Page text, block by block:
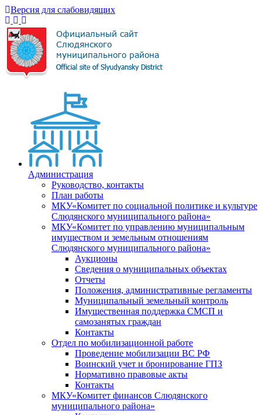
Версия для слабовидящих
Администрация
Руководство, контакты
План работы
МКУ«Комитет по социальной политике и культуре
Слюдянского муниципального района»
МКУ«Комитет по управлению муниципальным
имуществом и земельным отношениям
Слюдянского муниципального района»
Аукционы
Сведения о муниципальных объектах
Отчеты
Положения, административные регламенты
Муниципальный земельный контроль
Имущественная поддержка СМСП и
самозанятых граждан
Контакты
Отдел по мобилизационной работе
Проведение мобилизации ВС РФ
Воинский учет и бронирование ГПЗ
Нормативно правовые акты
Контакты
МКУ«Комитет финансов Слюдянского
муниципального района»